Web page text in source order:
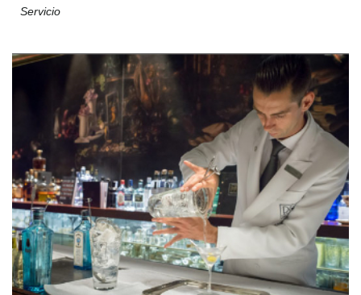
Servicio